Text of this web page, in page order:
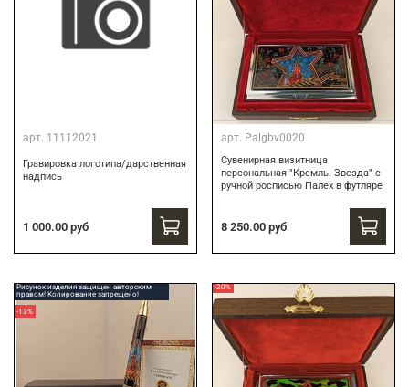
арт. 11112021
Гравировка логотипа/дарственная
надпись
1 000.00 руб
арт. Palgbv0020
Сувенирная визитница
персональная "Кремль. Звезда" с
ручной росписью Палех в футляре
8 250.00 руб
Рисунок изделия защищен авторским
правом! Копирование запрещено!
-13%
-20%